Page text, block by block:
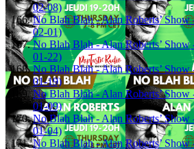
02-08)
No Blah Blah - Alan Roberts’
02-01)
No Blah Blah - Alan Roberts’
01-22)
No Blah Blah - Alan Roberts’
01-19)
No Blah Blah - Alan Roberts’
01-09)
No Blah Blah - Alan Roberts’ Show
01-04)
No Blah Blah - Alan Roberts’